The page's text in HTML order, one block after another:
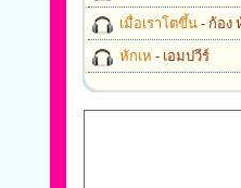
เมื่อเราโตขึ้น - ก้อง
หักเห - เอมปวีร์